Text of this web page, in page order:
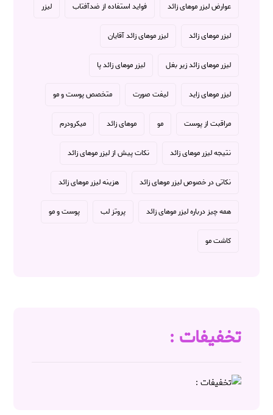
عوارض لیزر موهای زائد فواید استفاده از ضدآفتاب لیزر
لیزر موهای زائد لیزر موهای زائد آقایان
لیزر موهای زائد زیر بغل لیزر موهای زائد پا
لیزر موهای زاید لیفت صورت متخصص پوست و مو
مراقبت از پوست مو موهای زائد میکرودرم
نتیجه لیزر موهای زائد نکات پیش از لیزر موهای زائد
نکاتی در خصوص لیزر موهای زائد هزینه لیزر موهای زائد
همه چیز درباره لیزر موهای زائد پروتز لب پوست و مو
کاشت مو
تخفیفات :